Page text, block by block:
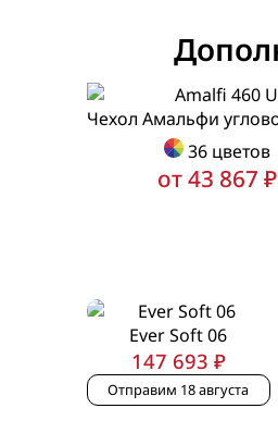
Чехол Амальфи
36 цветов
от 43 867 ₽
Ever Soft 06
147 693 ₽
Отправим 18 августа